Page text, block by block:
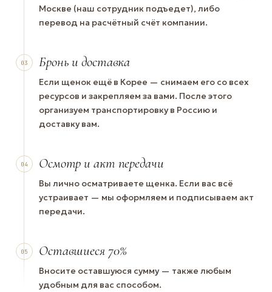
Москве (наш сотрудник подъедет), либо
перевод на расчётный счёт компании.
03 Бронь и доставка
Если щенок ещё в Корее — снимаем его со всех
ресурсов и закрепляем за вами. После этого
организуем транспортировку в Россию и
доставку вам.
04 Осмотр и акт передачи
Вы лично осматриваете щенка. Если вас всё
устраивает — мы оформляем и подписываем акт
передачи.
05 Оставшиеся 70%
Вносите оставшуюся сумму — также любым
удобным для вас способом.